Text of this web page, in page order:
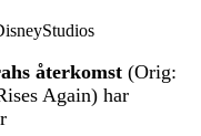
återkomst (Orig:
Again) har